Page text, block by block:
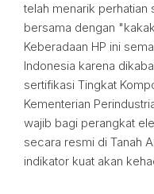
telah menarik perhatian
bersama dengan
Keberadaan HP ini
Indonesia karena
sertifikasi Tingkat
Kementerian
wajib bagi perangkat
secara resmi di Tanah
indikator kuat akan